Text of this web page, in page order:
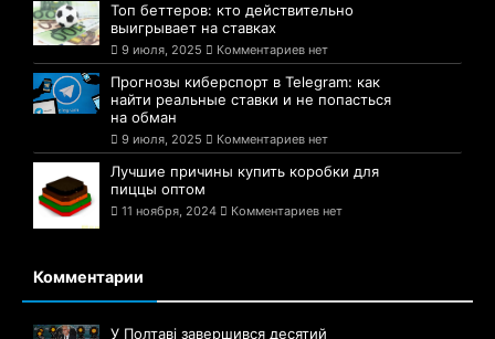
Топ беттеров: кто действительно
выигрывает на ставках
9 июля, 2025 Комментариев нет
Прогнозы киберспорт в Telegram: как
найти реальные ставки и не попасться
на обман
9 июля, 2025 Комментариев нет
Лучшие причины купить коробки для
пиццы оптом
11 ноября, 2024 Комментариев нет
Комментарии
У Полтаві завершився десятий